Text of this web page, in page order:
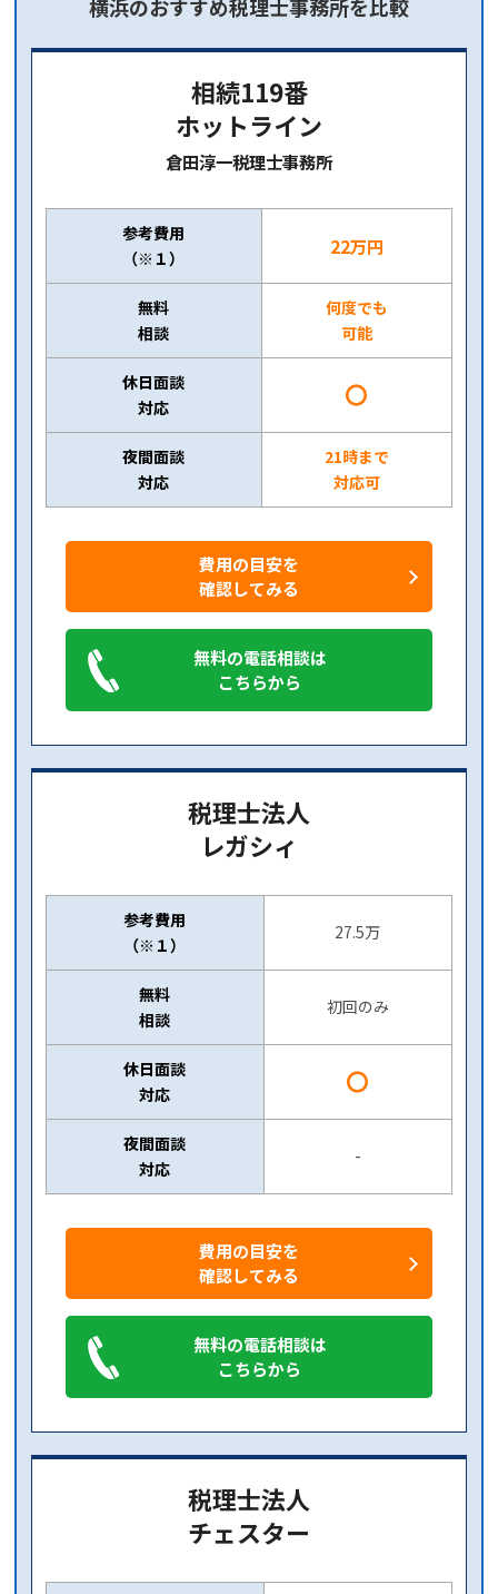
横浜のおすすめ税理士事務所を比較
相続119番
ホットライン
倉田淳一税理士事務所
参考費用
（※１）
22万円
無料
相談
何度でも
可能
休日面談
対応
〇
夜間面談
対応
21時まで
対応可
費用の目安を
確認してみる
無料の電話相談は
こちらから
税理士法人
レガシィ
参考費用
（※１）
27.5万
無料
相談
初回のみ
休日面談
対応
〇
夜間面談
対応
-
費用の目安を
確認してみる
無料の電話相談は
こちらから
税理士法人
チェスター